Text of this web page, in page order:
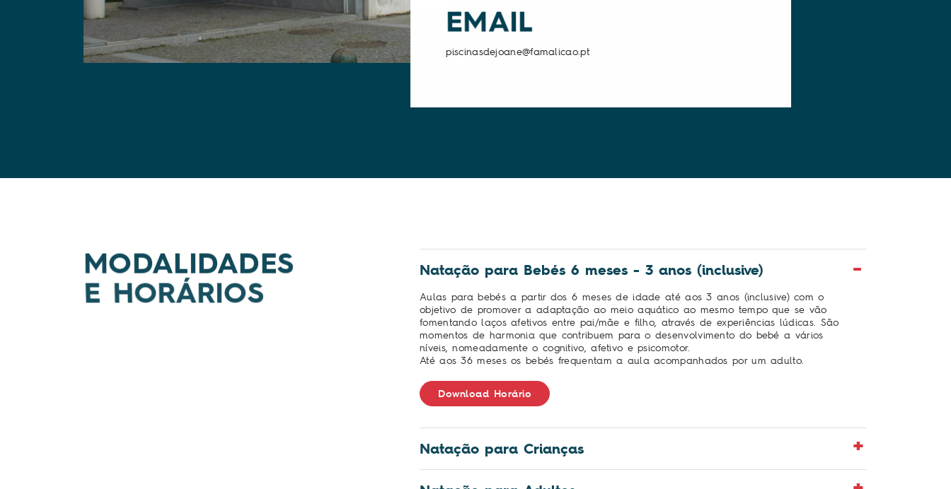
EMAIL
piscinasdejoane@famalicao.pt
MODALIDADES
E HORÁRIOS
Natação para Bebés 6 meses - 3 anos (inclusive)
Aulas para bebés a partir dos 6 meses de idade até aos 3 anos (inclusive) com o
objetivo de promover a adaptação ao meio aquático ao mesmo tempo que se vão
fomentando laços afetivos entre pai/mãe e filho, através de experiências lúdicas. São
momentos de harmonia que contribuem para o desenvolvimento do bebé a vários
níveis, nomeadamente o cognitivo, afetivo e psicomotor.
Até aos 36 meses os bebés frequentam a aula acompanhados por um adulto.
Download Horário
Natação para Crianças